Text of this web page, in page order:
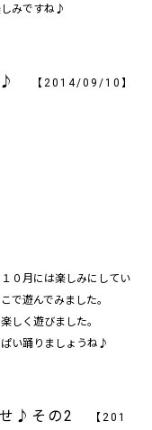
みですね♪
♪ 【2014/09/10】
０月には楽しみにしてい
で遊んでみました。
しく遊びました。
い踊りましょうね♪
せ♪その2
【201